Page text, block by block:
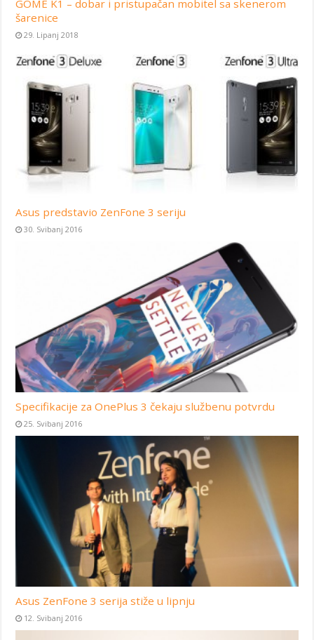
GOME K1 – dobar i pristupačan mobitel sa skenerom
šarenice
29. Lipanj 2018
Asus predstavio ZenFone 3 seriju
30. Svibanj 2016
Specifikacije za OnePlus 3 čekaju službenu potvrdu
25. Svibanj 2016
Asus ZenFone 3 serija stiže u lipnju
12. Svibanj 2016